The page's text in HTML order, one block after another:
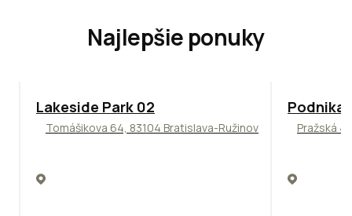
Najlepšie ponuky
ODPORÚČAME
Lakeside Park 02
Tomášikova 64, 83104 Bratislava-Ružinov Pražská